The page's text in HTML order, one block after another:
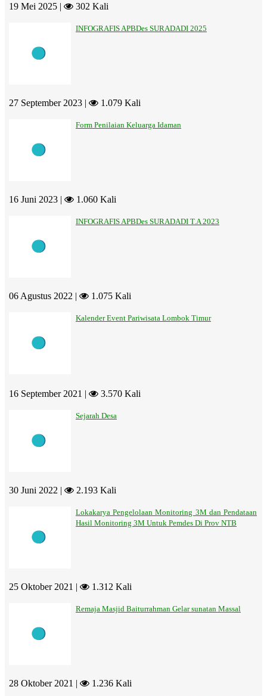
19 Mei 2025 | 302 Kali
INFOGRAFIS APBDes SURADADI 2025
27 September 2023 | 1.079 Kali
Form Penilaian Keluarga Idaman
16 Juni 2023 | 1.060 Kali
INFOGRAFIS APBDes SURADADI T.A 2023
06 Agustus 2022 | 1.075 Kali
Kalender Event Pariwisata Lombok Timur
16 September 2021 | 3.570 Kali
Sejarah Desa
30 Juni 2022 | 2.193 Kali
Lokakarya Pengelolaan Monitoring 3M dan Pendataan
Hasil Monitoring 3M Untuk Pemdes Di Prov NTB
25 Oktober 2021 | 1.312 Kali
Remaja Masjid Baiturrahman Gelar sunatan Massal
28 Oktober 2021 | 1.236 Kali